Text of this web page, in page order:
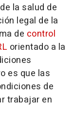
la salud de
legal de la
de control
orientado a la
es que las
de
trabajar en